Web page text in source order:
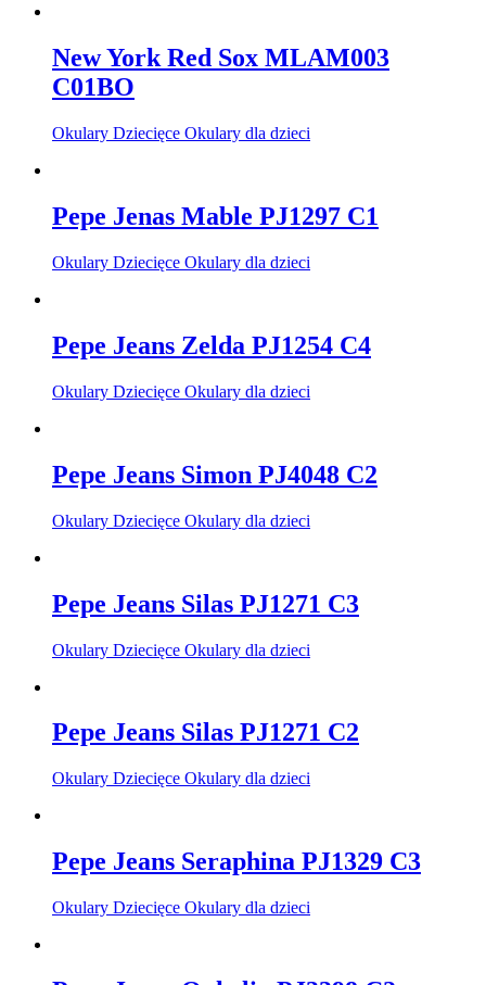
New York Red Sox MLAM003
C01BO
Okulary Dziecięce Okulary dla dzieci
Pepe Jenas Mable PJ1297 C1
Okulary Dziecięce Okulary dla dzieci
Pepe Jeans Zelda PJ1254 C4
Okulary Dziecięce Okulary dla dzieci
Pepe Jeans Simon PJ4048 C2
Okulary Dziecięce Okulary dla dzieci
Pepe Jeans Silas PJ1271 C3
Okulary Dziecięce Okulary dla dzieci
Pepe Jeans Silas PJ1271 C2
Okulary Dziecięce Okulary dla dzieci
Pepe Jeans Seraphina PJ1329 C3
Okulary Dziecięce Okulary dla dzieci